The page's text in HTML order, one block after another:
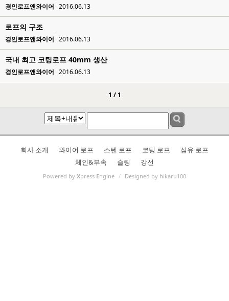
경인로프앤와이어 2016.06.13
로프의 구조
경인로프앤와이어 2016.06.13
국내 최고 코팅로프 40mm 생산
경인로프앤와이어 2016.06.13
1 / 1
회사 소개 와이어 로프 스텐 로프 코팅 로프
섬유 로프
체인&부속
슬링 강선
Powered by Xpress Engine / Designed by hikaru100